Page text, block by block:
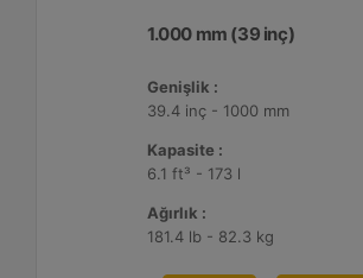
1.000 mm (39 inç)
Genişlik :
39.4 inç - 1000 mm
Kapasite :
6.1 ft³ - 173 l
Ağırlık :
181.4 lb - 82.3 kg